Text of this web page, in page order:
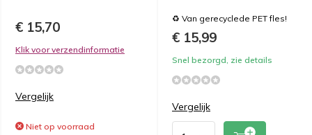
€ 15,70
Klik voor verzendinformatie
Vergelijk
Niet op voorraad
♻️ Van gerecyclede PET fles!
€ 15,99
Snel bezorgd, zie details
Vergelijk